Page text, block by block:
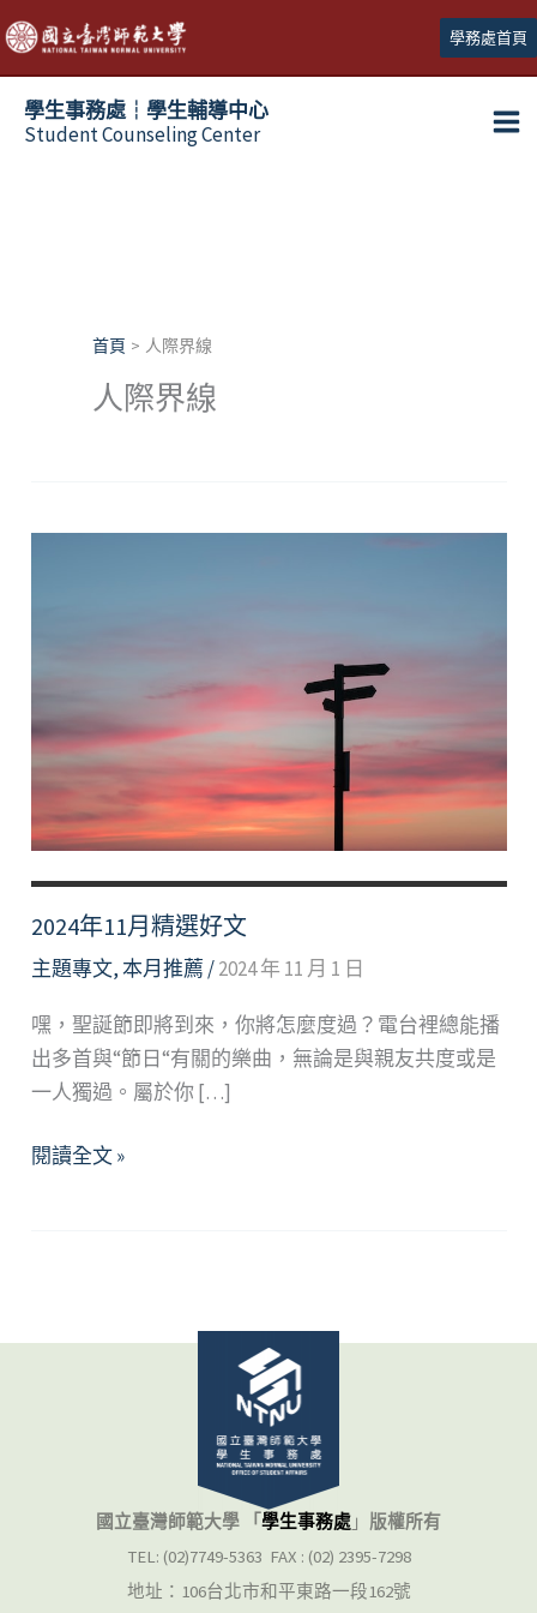
跳
至
主
學務處首頁
學生事務處┆學生輔導中心
Student Counseling Center
首頁 人際界線
人際界線
2024年11月精選好文
主題專文,本月推薦/2024 年 11 月 1 日
嘿，聖誕節即將到來，你將怎麼度過？電台裡總能播
出多首與“節日“有關的樂曲，無論是與親友共度或是
一人獨過。屬於你 […]
2024
閱讀全文 »
國立臺灣師範大學 「 學生事務處 」 版權所有
TEL: (02)7749-5363 FAX : (02) 2395-7298
地址：106台北市和平東路一段162號